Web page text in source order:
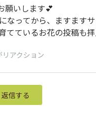
願いします💕
なってから、ますます
てているお花の投稿も
リアクション
返信する